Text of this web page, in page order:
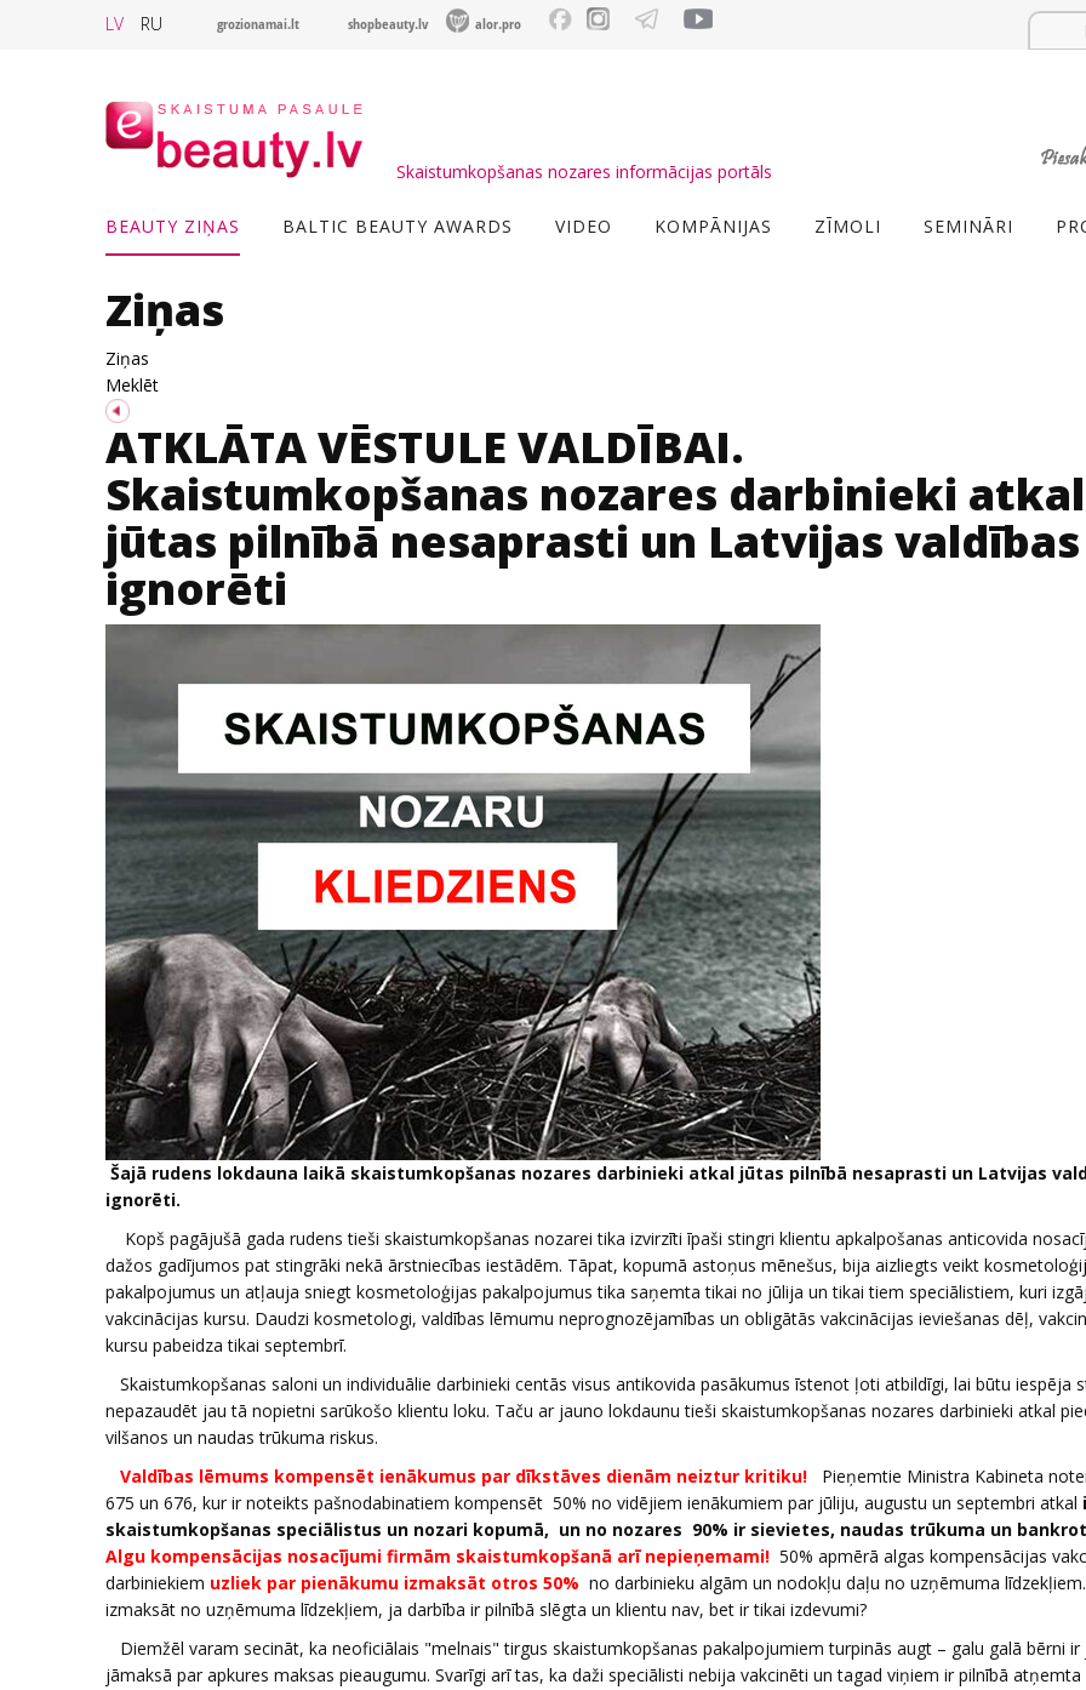
LV RU grozionamai.lt shopbeauty.lv alor.pro
Skaistumkopšanas nozares informācijas portāls
BEAUTY ZIŅAS BALTIC BEAUTY AWARDS VIDEO KOMPĀNIJAS ZĪMOLI SEMINĀRI
Ziņas
Ziņas
Meklēt
ATKLĀTA VĒSTULE VALDĪBAI.
Skaistumkopšanas nozares darbinieki atkal
jūtas pilnībā nesaprasti un Latvijas valdības
ignorēti
Šajā rudens lokdauna laikā skaistumkopšanas nozares darbinieki atkal jūtas pilnībā nesaprasti un Latvijas
ignorēti.
Kopš pagājušā gada rudens tieši skaistumkopšanas nozarei tika izvirzīti īpaši stingri klientu apkalpošanas anticovida
dažos gadījumos pat stingrāki nekā ārstniecības iestādēm. Tāpat, kopumā astoņus mēnešus, bija aizliegts veikt
pakalpojumus un atļauja sniegt kosmetoloģijas pakalpojumus tika saņemta tikai no jūlija un tikai tiem speciālistiem, kuri
vakcinācijas kursu. Daudzi kosmetologi, valdības lēmumu neprognozējamības un obligātās vakcinācijas ieviešanas dēļ,
kursu pabeidza tikai septembrī.
Skaistumkopšanas saloni un individuālie darbinieki centās visus antikovida pasākumus īstenot ļoti atbildīgi, lai būtu iespēja
nepazaudēt jau tā nopietni sarūkošo klientu loku. Taču ar jauno lokdaunu tieši skaistumkopšanas nozares darbinieki atkal
vilšanos un naudas trūkuma riskus.
Valdības lēmums kompensēt ienākumus par dīkstāves dienām neiztur kritiku!
Pieņemtie Ministra Kabineta
675 un 676, kur ir noteikts pašnodabinatiem kompensēt 50% no vidējiem ienākumiem par jūliju, augustu un septembri atkal
skaistumkopšanas speciālistus un nozari kopumā, un no nozares 90% ir sievietes, naudas trūkuma un
Algu kompensācijas nosacījumi firmām skaistumkopšanā arī nepieņemami! 50% apmērā algas kompensācijas
darbiniekiem uzliek par pienākumu izmaksāt otros 50% no darbinieku algām un nodokļu daļu no uzņēmuma
izmaksāt no uzņēmuma līdzekļiem, ja darbība ir pilnībā slēgta un klientu nav, bet ir tikai izdevumi?
Diemžēl varam secināt, ka neoficiālais "melnais" tirgus skaistumkopšanas pakalpojumiem turpinās augt – galu galā bērni
jāmaksā par apkures maksas pieaugumu. Svarīgi arī tas, ka daži speciālisti nebija vakcinēti un tagad viņiem ir pilnībā atņemta